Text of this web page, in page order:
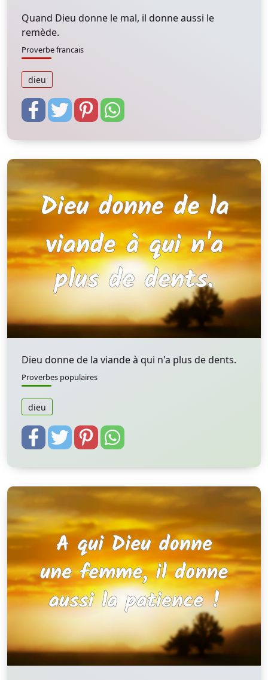
Quand Dieu donne le mal, il donne aussi le
remède.
Proverbe francais
dieu
Dieu donne de la viande à qui n'a plus de dents.
Proverbes populaires
dieu